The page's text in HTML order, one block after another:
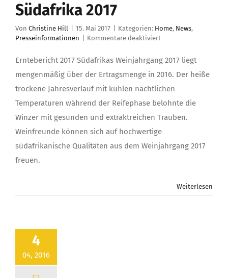
Südafrika 2017
Von Christine Hill 15. Mai 2017 Kategorien: Home, News,
Presseinformationen
Kommentare deaktiviert
Weinlese
Südafrika
2017
Erntebericht 2017 Südafrikas Weinjahrgang 2017 liegt
mengenmäßig über der Ertragsmenge in 2016. Der heiße
trockene Jahresverlauf mit kühlen nächtlichen
Temperaturen während der Reifephase belohnte die
Winzer mit gesunden und extraktreichen Trauben.
Weinfreunde können sich auf hochwertige
südafrikanische Qualitäten aus dem Weinjahrgang 2017
freuen.
Weiterlesen
4
04, 2016